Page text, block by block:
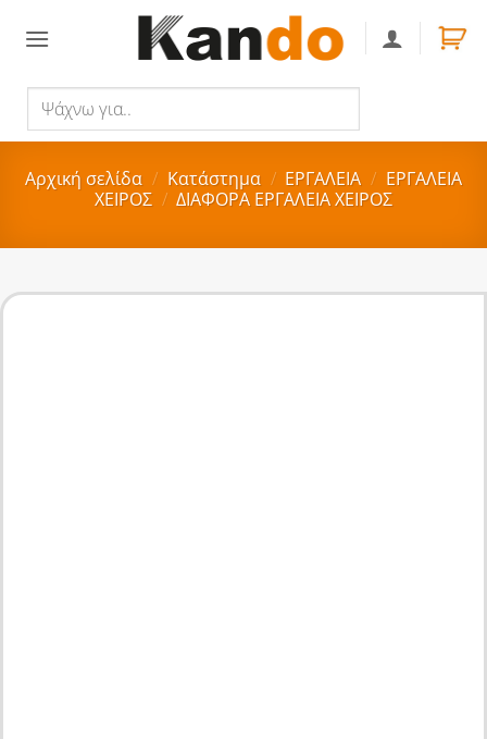
για..
Αρχική σελίδα / Κατάστημα / ΕΡΓΑΛΕΙΑ / ΕΡΓΑΛΕΙΑ
ΧΕΙΡΟΣ / ΔΙΑΦΟΡΑ ΕΡΓΑΛΕΙΑ ΧΕΙΡΟΣ